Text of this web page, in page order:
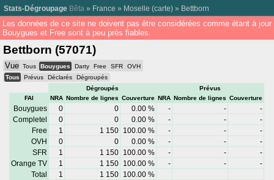
Stats-Dégroupage Bêta » France » Moselle (carte) » Bettborn
Les données de ce site ne doivent pas être considérées comme étant à
Bouygues et Free sont à peu près fiables.
Bettborn (57071)
Vue Tous Bouygues Darty Free SFR
OVH
Tous
Prévus Déclarés
Dégroupés
Dégroupés
Prévus
FAI
NRA Nombre de lignes Couverture NRA Nombre de lignes Couverture
Bouygues 0 0 0.00 % - -
-
Completel
0 0 0.00 % - -
-
Free
1 1 150 100.00 % - -
-
OVH
0 0 0.00 % - -
-
SFR
1 1 150 100.00 % - -
-
Orange TV
1 1 150 100.00 % - -
-
Total
1 1 150 100.00 %